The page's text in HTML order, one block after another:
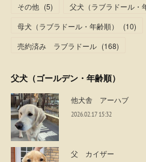
その他 (5) 父犬（ラブラドール・
母犬（ラブラドール・年齢順）
(10)
売約済み ラブラドール (168)
父犬（ゴールデン・年齢順）
他犬舎 アーハブ
2026.02.17 15:32
父 カイザー